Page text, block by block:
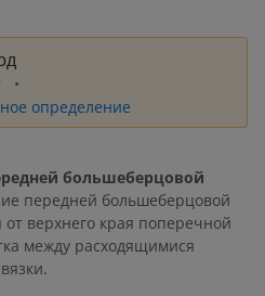
определение
большеберцовой
передней большеберцовой
верхнего края поперечной
между расходящимися